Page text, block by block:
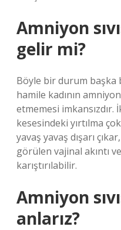
Amniyon
gelir mi?
Böyle bir durum başka
hamile kadının
etmemesi
kesesindeki yırtılma
yavaş yavaş dışarı
görülen vajinal akıntı
karıştırılabilir.
Amniyon
anlarız?